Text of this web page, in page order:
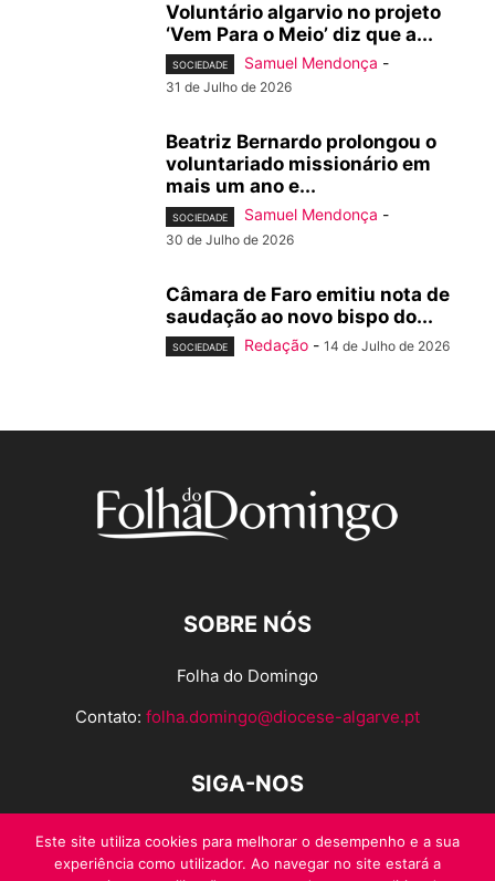
Voluntário algarvio no projeto
‘Vem Para o Meio’ diz que a...
SOCIEDADE Samuel Mendonça -
31 de Julho de 2026
Beatriz Bernardo prolongou o
voluntariado missionário em
mais um ano e...
SOCIEDADE Samuel Mendonça -
30 de Julho de 2026
Câmara de Faro emitiu nota de
saudação ao novo bispo do...
SOCIEDADE Redação - 14 de Julho de 2026
SOBRE NÓS
Folha do Domingo
Contato: folha.domingo@diocese-algarve.pt
SIGA-NOS
Este site utiliza cookies para melhorar o desempenho e a sua
experiência como utilizador. Ao navegar no site estará a